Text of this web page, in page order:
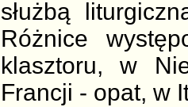
służbą
Różnice
klasztoru, w
Francji - opat, w